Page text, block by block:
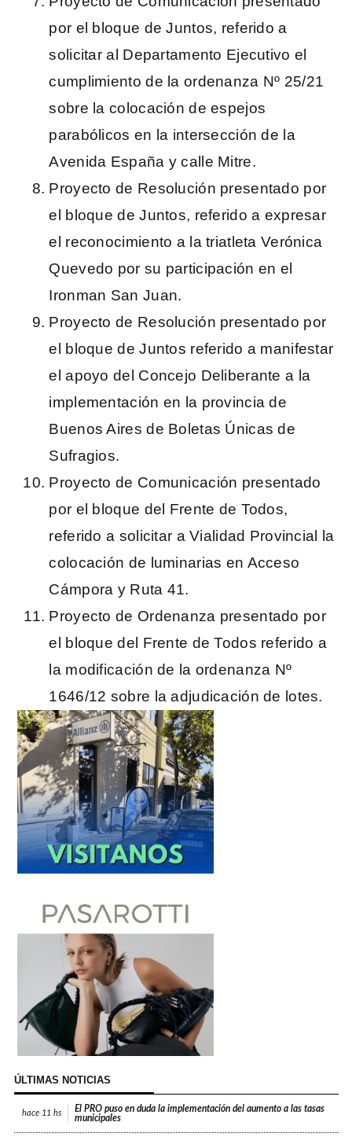
por el bloque de Juntos, referido a
solicitar al Departamento Ejecutivo el
cumplimiento de la ordenanza Nº 25/21
sobre la colocación de espejos
parabólicos en la intersección de la
Avenida España y calle Mitre.
Proyecto de Resolución presentado por
el bloque de Juntos, referido a expresar
el reconocimiento a la triatleta Verónica
Quevedo por su participación en el
Ironman San Juan.
Proyecto de Resolución presentado por
el bloque de Juntos referido a manifestar
el apoyo del Concejo Deliberante a la
implementación en la provincia de
Buenos Aires de Boletas Únicas de
Sufragios.
Proyecto de Comunicación presentado
por el bloque del Frente de Todos,
referido a solicitar a Vialidad Provincial la
colocación de luminarias en Acceso
Cámpora y Ruta 41.
Proyecto de Ordenanza presentado por
el bloque del Frente de Todos referido a
la modificación de la ordenanza Nº
1646/12 sobre la adjudicación de lotes.
ÚLTIMAS NOTICIAS
hace 11 hs
El PRO puso en duda la implementación del aumento a las tasas
municipales